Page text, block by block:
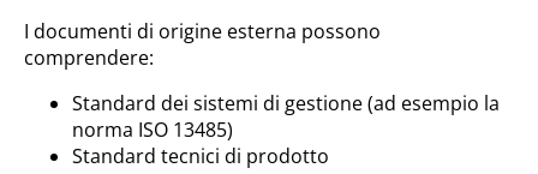
I documenti di origine esterna possono
comprendere:
Standard dei sistemi di gestione (ad esempio la
norma ISO 13485)
Standard tecnici di prodotto